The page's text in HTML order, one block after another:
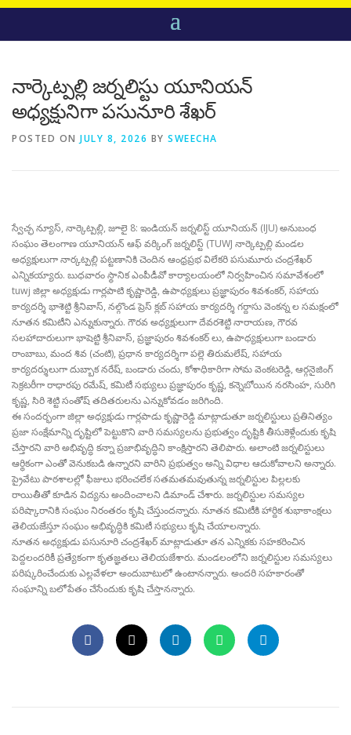
నార్కెట్పల్లి జర్నలిస్టు యూనియన్
అధ్యక్షునిగా పసునూరి శేఖర్
POSTED ON JULY 8, 2026 BY SWEECHA
స్వేచ్ఛ న్యూస్, నార్కెట్పల్లి, జూలై 8: ఇండియన్ జర్నలిస్ట్ యూనియన్ (IJU) అనుబంధ
సంఘం తెలంగాణ యూనియన్ ఆఫ్ వర్కింగ్ జర్నలిస్ట్ (TUWJ నార్కెట్పల్లి మండల
అధ్యక్షులుగా నార్కట్పల్లి పట్టణానికి చెందిన ఆంధ్రప్రభ విలేకరి పసుమూరు చంద్రశేఖర్
ఎన్నికయ్యారు. బుధవారం స్థానిక ఎంపీడీవో కార్యాలయంలో నిర్వహించిన సమావేశంలో
tuwj జిల్లా అధ్యక్షుడు గార్లపాటి కృష్ణారెడ్డి, ఉపాధ్యక్షులు ప్రజ్ఞాపురం శివశంకర్, సహాయ
కార్యదర్శి భాశెట్టి శ్రీనివాస్, నల్గొండ ప్రెస్ క్లబ్ సహాయ కార్యదర్శి గర్దాసు వెంకన్న ల సమక్షంలో
నూతన కమిటీని ఎన్నుకున్నారు. గౌరవ అధ్యక్షులుగా దేవరశెట్టి నారాయణ, గౌరవ
సలహాదారులుగా భాషెట్టి శ్రీనివాస్, ప్రజ్ఞాపురం శివశంకర్ లు, ఉపాధ్యక్షులుగా బండారు
రాంబాబు, మంద శివ (చంటి), ప్రధాన కార్యదర్శిగా పల్లె తిరుమలేష్, సహాయ
కార్యదర్శులుగా దుబ్బాక నరేష్, బండారు చందు, కోశాధికారిగా సోమ వెంకటరెడ్డి, ఆర్గనైజింగ్
సెక్రటరీగా రాధారపు రమేష్, కమిటీ సభ్యులు ప్రజ్ఞాపురం కృష్ణ, కన్నెబోయిన నరసింహ, సురిగి
కృష్ణ, సిరి శెట్టి సంతోష్ తదితరులను ఎన్నుకోవడం జరిగింది.
ఈ సందర్భంగా జిల్లా అధ్యక్షుడు గార్లపాడు కృష్ణారెడ్డి మాట్లాడుతూ జర్నలిస్టులు ప్రతినిత్యం
ప్రజా సంక్షేమాన్ని దృష్టిలో పెట్టుకొని వారి సమస్యలను ప్రభుత్వం దృష్టికి తీసుకెళ్లేందుకు కృషి
చేస్తారని వారి అభివృద్ధి కన్నా ప్రజాభివృద్ధిని కాంక్షిస్తారని తెలిపారు. అలాంటి జర్నలిస్టులు
ఆర్థికంగా ఎంతో వెనుకబడి ఉన్నారని వారిని ప్రభుత్వం అన్ని విధాల ఆదుకోవాలని అన్నారు.
ప్రైవేటు పాఠశాలల్లో ఫీజులు భరించలేక సతమతమవుతున్న జర్నలిస్టుల పిల్లలకు
రాయితీతో కూడిన విద్యను అందించాలని డిమాండ్ చేశారు. జర్నలిస్టుల సమస్యల
పరిష్కారానికి సంఘం నిరంతరం కృషి చేస్తుందన్నారు. నూతన కమిటీకి హార్దిక శుభాకాంక్షలు
తెలియజేస్తూ సంఘం అభివృద్ధికి కమిటీ సభ్యులు కృషి చేయాలన్నారు.
నూతన అధ్యక్షుడు పసునూరి చంద్రశేఖర్ మాట్లాడుతూ తన ఎన్నికకు సహకరించిన
పెద్దలందరికీ ప్రత్యేకంగా కృతజ్ఞతలు తెలియజేశారు. మండలంలోని జర్నలిస్టుల సమస్యలు
పరిష్కరించేందుకు ఎల్లవేళలా అందుబాటులో ఉంటానన్నారు. అందరి సహకారంతో
సంఘాన్ని బలోపేతం చేసేందుకు కృషి చేస్తానన్నారు.